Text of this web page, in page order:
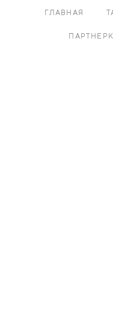
ГЛАВНАЯ